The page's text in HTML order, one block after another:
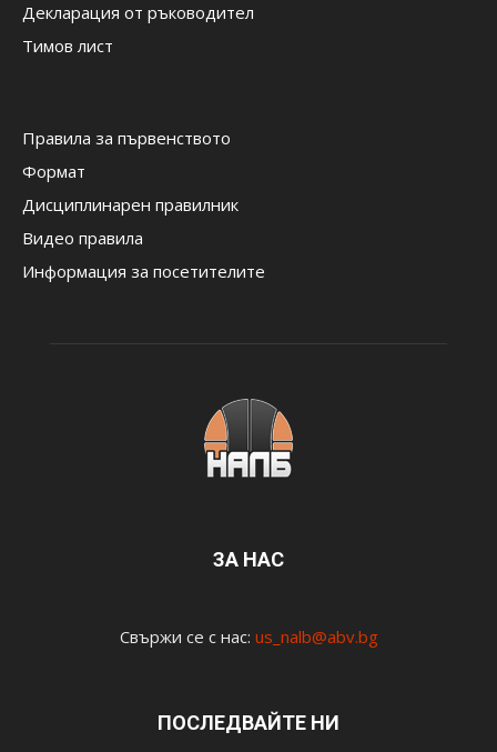
Декларация от ръководител
Тимов лист
Правила за първенството
Формат
Дисциплинарен правилник
Видео правила
Информация за посетителите
ЗА НАС
Свържи се с нас: us_nalb@abv.bg
ПОСЛЕДВАЙТЕ НИ